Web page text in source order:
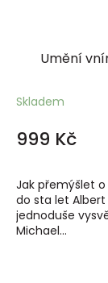
Umění
Skladem
999 Kč
Jak přemýšlet
do sta let Albert
jednoduše
Michael...